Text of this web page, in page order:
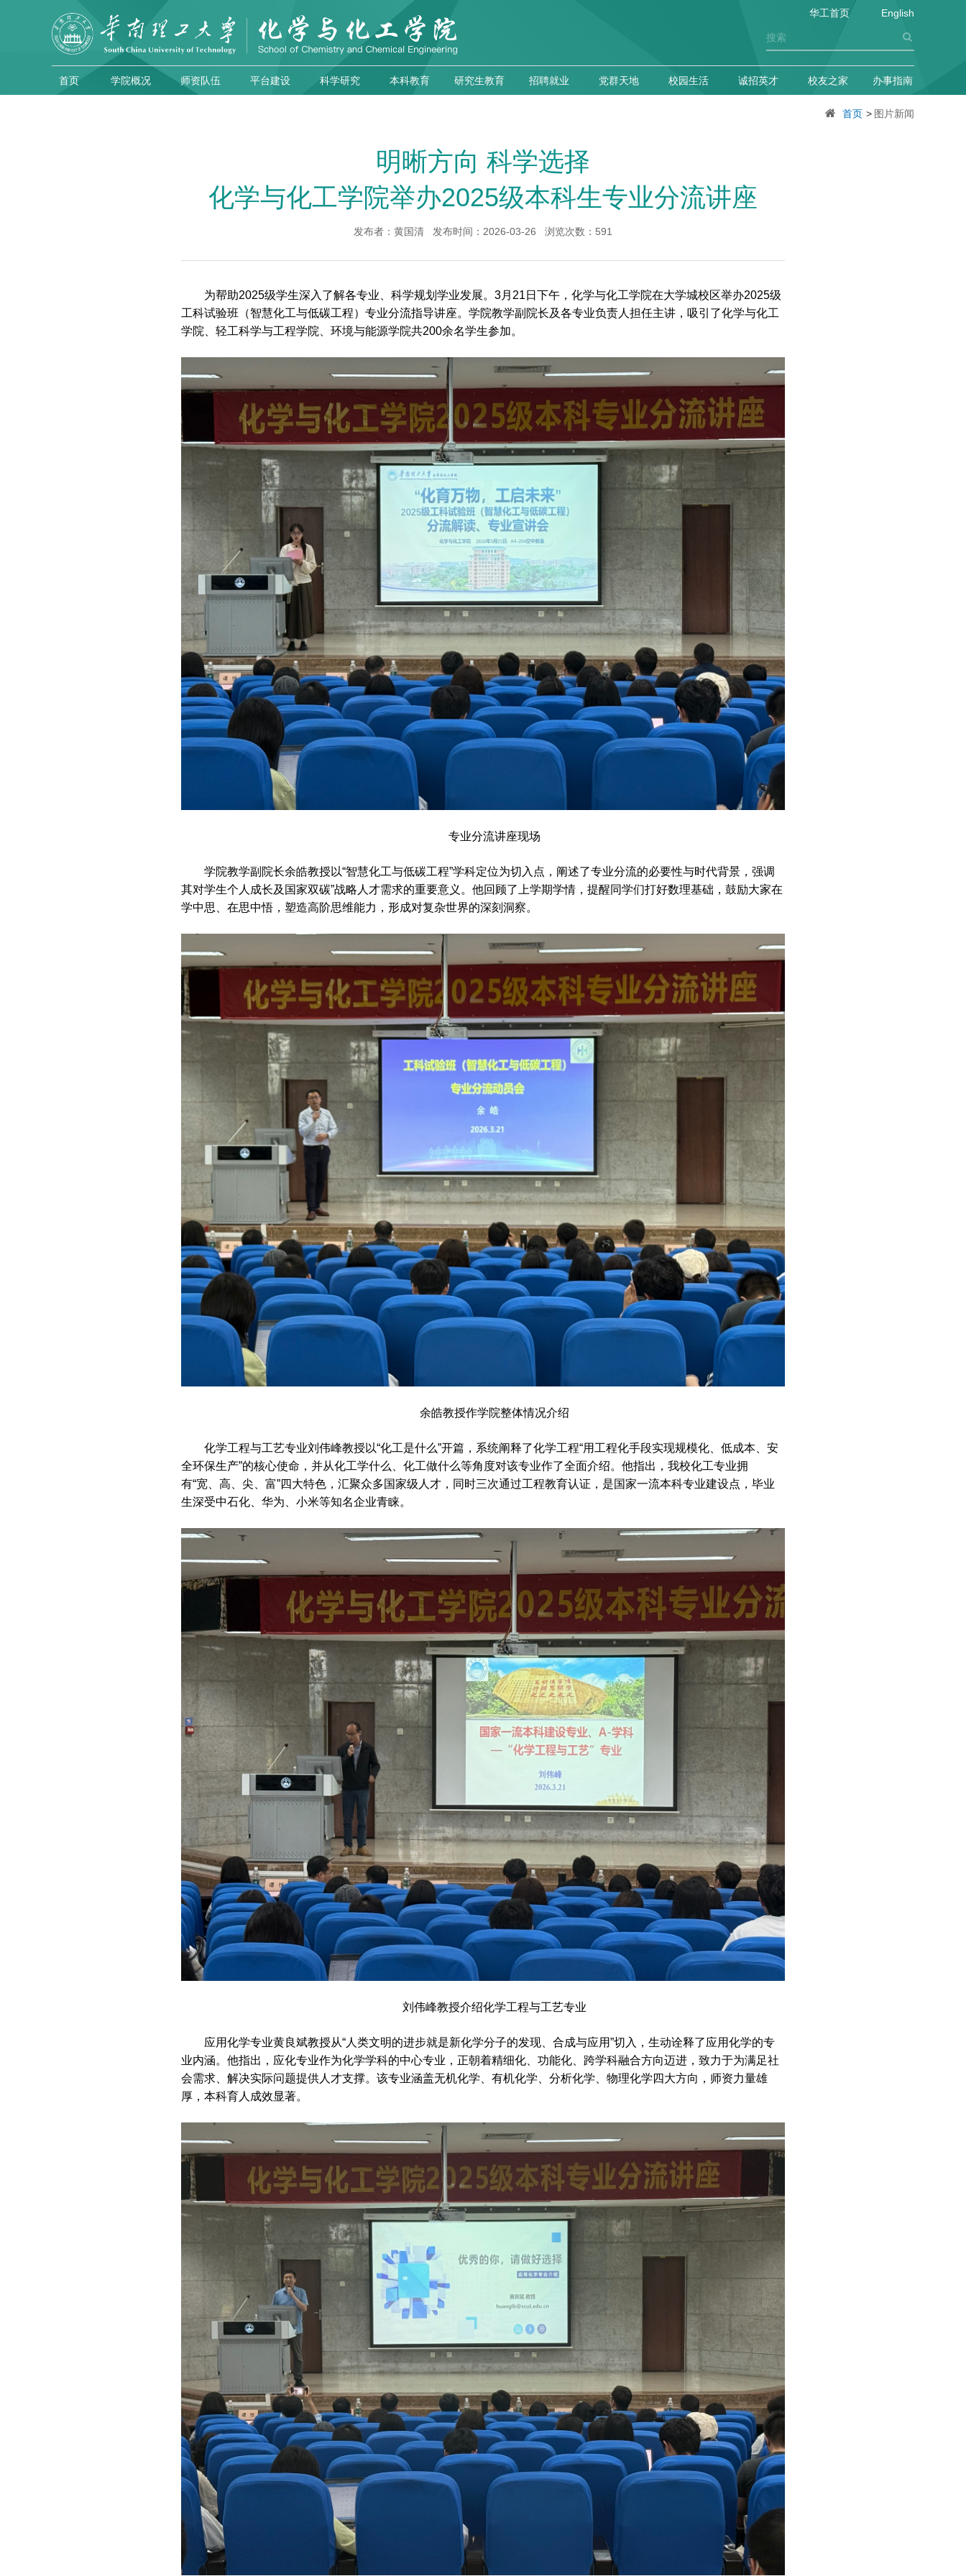
华工首页 English
首页 学院概况 师资队伍 平台建设 科学研究 本科教育 研究生教育 招聘就业 党群天地 校园生活 诚招英才 校友之家 办事指南
首页 > 图片新闻
明晰方向 科学选择
化学与化工学院举办2025级本科生专业分流讲座
发布者：黄国清 发布时间：2026-03-26 浏览次数： 591
为帮助2025级学生深入了解各专业、科学规划学业发展。3月21日下午，化学与化工学院在大学城校区举办2025级
工科试验班（智慧化工与低碳工程）专业分流指导讲座。学院教学副院长及各专业负责人担任主讲，吸引了化学与化工
学院、轻工科学与工程学院、环境与能源学院共200余名学生参加。
专业分流讲座现场
学院教学副院长余皓教授以“智慧化工与低碳工程”学科定位为切入点，阐述了专业分流的必要性与时代背景，强调
其对学生个人成长及国家双碳”战略人才需求的重要意义。他回顾了上学期学情，提醒同学们打好数理基础，鼓励大家在
学中思、在思中悟，塑造高阶思维能力，形成对复杂世界的深刻洞察。
余皓教授作学院整体情况介绍
化学工程与工艺专业刘伟峰教授以“化工是什么”开篇，系统阐释了化学工程“用工程化手段实现规模化、低成本、安
全环保生产”的核心使命，并从化工学什么、化工做什么等角度对该专业作了全面介绍。他指出，我校化工专业拥
有“宽、高、尖、富”四大特色，汇聚众多国家级人才，同时三次通过工程教育认证，是国家一流本科专业建设点，毕业
生深受中石化、华为、小米等知名企业青睐。
刘伟峰教授介绍化学工程与工艺专业
应用化学专业黄良斌教授从“人类文明的进步就是新化学分子的发现、合成与应用”切入，生动诠释了应用化学的专
业内涵。他指出，应化专业作为化学学科的中心专业，正朝着精细化、功能化、跨学科融合方向迈进，致力于为满足社
会需求、解决实际问题提供人才支撑。该专业涵盖无机化学、有机化学、分析化学、物理化学四大方向，师资力量雄
厚，本科育人成效显著。